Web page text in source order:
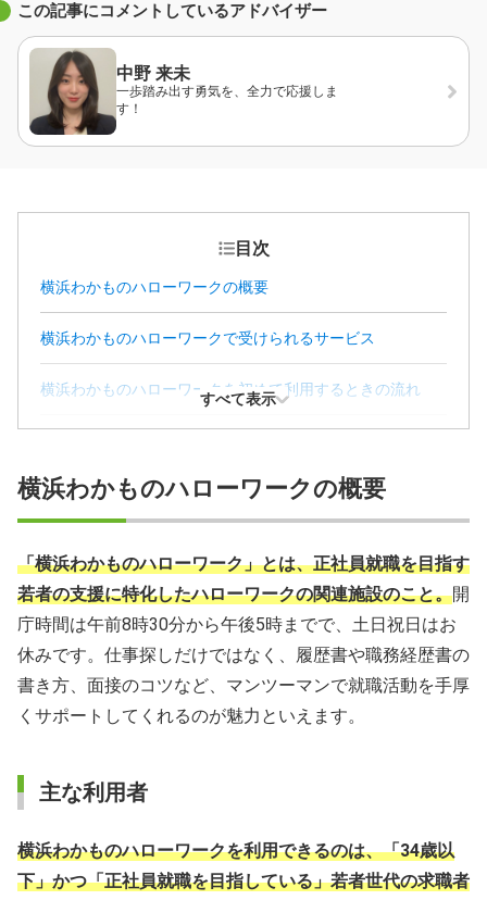
この記事にコメントしているアドバイザー
中野 来未
一歩踏み出す勇気を、全力で応援しま
す！
目次
横浜わかものハローワークの概要
横浜わかものハローワークで受けられるサービス
横浜わかものハローワークを初めて利用するときの流れ
横浜わかものハローワークを活用して就職を成功させるコ
ツ
横浜わかものハローワークに関するQ＆A
すべて表示
横浜わかものハローワークの概要
「横浜わかものハローワーク」とは、正社員就職を目指す
若者の支援に特化したハローワークの関連施設のこと。開
庁時間は午前8時30分から午後5時までで、土日祝日はお
休みです。仕事探しだけではなく、履歴書や職務経歴書の
書き方、面接のコツなど、マンツーマンで就職活動を手厚
くサポートしてくれるのが魅力といえます。
主な利用者
横浜わかものハローワークを利用できるのは、「34歳以
下」かつ「正社員就職を目指している」若者世代の求職者